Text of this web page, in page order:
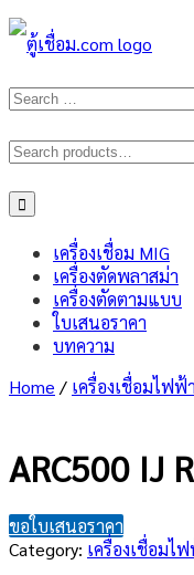
Search
for:Toggle
navigation
เครื่องเชื่อม MIG
เครื่องตัดพลาสม่า
เครื่องตัดตามแบบ
ใบเสนอราคา
บทความ
Home / เครื่องเชื่อมไฟฟ้า
ARC500 IJ
ขอใบเสนอราคา
Category: เครื่องเชื่อมไ